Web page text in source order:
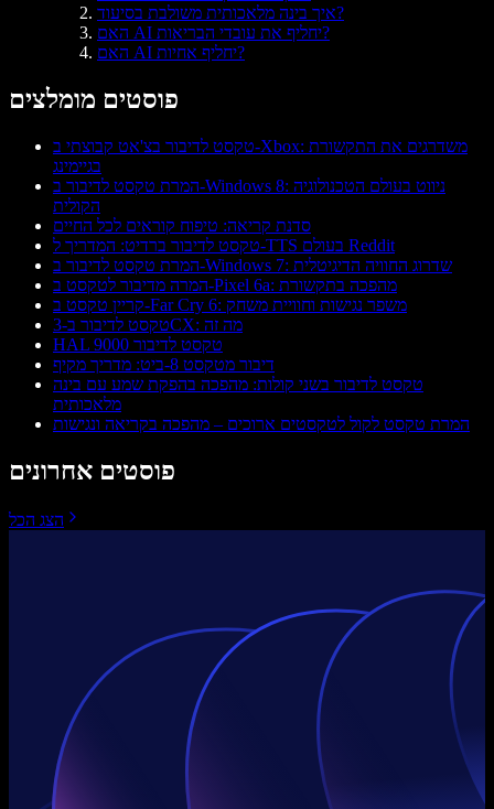
איך בינה מלאכותית משולבת בסיעוד?
האם AI יחליף את עובדי הבריאות?
האם AI יחליף אחיות?
פוסטים מומלצים
טקסט לדיבור בצ'אט קבוצתי ב-Xbox: משדרגים את התקשורת
בגיימינג
המרת טקסט לדיבור ב-Windows 8: ניווט בעולם הטכנולוגיה
הקולית
סדנת קריאה: טיפוח קוראים לכל החיים
טקסט לדיבור ברדיט: המדריך ל-TTS בעולם Reddit
המרת טקסט לדיבור ב-Windows 7: שדרוג החוויה הדיגיטלית
המרה מדיבור לטקסט ב-Pixel 6a: מהפכה בתקשורת
קריין טקסט ב-Far Cry 6: משפר נגישות וחוויית משחק
טקסט לדיבור ב-3CX: מה זה
HAL 9000 טקסט לדיבור
דיבור מטקסט 8-ביט: מדריך מקיף
טקסט לדיבור בשני קולות: מהפכה בהפקת שמע עם בינה
מלאכותית
המרת טקסט לקול לטקסטים ארוכים – מהפכה בקריאה ונגישות
פוסטים אחרונים
הצג הכל